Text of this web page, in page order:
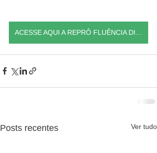
Posts recentes Ver tudo